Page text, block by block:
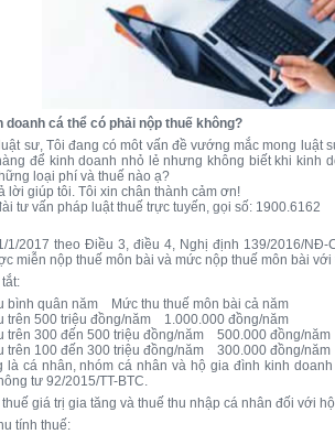
doanh cá thể có phải nộp thuế không?
sư, Tôi đang có môt vấn đề vướng mắc mong luật
để kinh doanh nhỏ lẻ nhưng không biết khi kinh
loại phí và thuế nào ạ?
lời giúp tôi. Tôi xin chân thành cảm ơn!
tư vấn pháp luật thuế trực tuyến, gọi số: 1900.6162
1/2017 theo Điều 3, điều 4, Nghị định 139/2016/
miễn nộp thuế môn bài và mức nộp thuế môn bài
bình quân năm Mức thu thuế môn bài cả năm
trên 500 triệu đồng/năm 1.000.000 đồng/năm
trên 300 đến 500 triệu đồng/năm 500.000 đồng/năm
trên 100 đến 300 triệu đồng/năm 300.000 đồng/năm
là cá nhân, nhóm cá nhân và hộ gia đình kinh
tư 92/2015/TT-BTC.
giá trị gia tăng và thuế thu nhập cá nhân đối với
tính thuế: